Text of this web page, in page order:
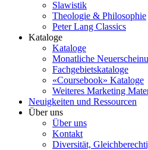
Slawistik
Theologie & Philosophie
Peter Lang Classics
Kataloge
Kataloge
Monatliche
Fachgebietskataloge
«Coursebook» Kataloge
Weiteres Marketing
Neuigkeiten und Ressourcen
Über uns
Über uns
Kontakt
Diversität,